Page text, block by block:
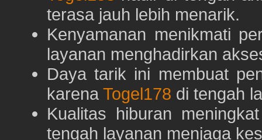
terasa jauh lebih menarik.
Kenyamanan menikmati
layanan menghadirkan
Daya tarik ini membuat
karena Togel178 di tengah
Kualitas hiburan
tengah layanan menjaga